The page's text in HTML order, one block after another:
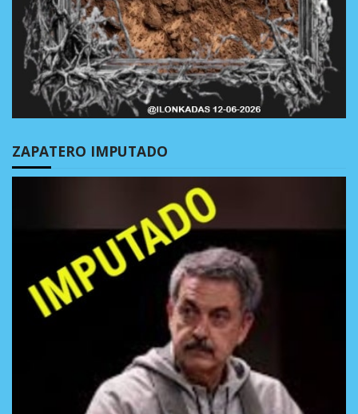
ZAPATERO IMPUTADO